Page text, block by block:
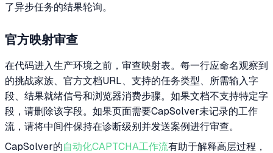
了异步任务的结果轮询。
官方映射审查
在代码进入生产环境之前，审查映射表。每一行应命名观察到
的挑战家族、官方文档URL、支持的任务类型、所需输入字
段、结果就绪信号和浏览器消费步骤。如果文档不支持特定字
段，请删除该字段。如果页面需要CapSolver未记录的工作
流，请将中间件保持在诊断级别并发送案例进行审查。
CapSolver的自动化CAPTCHA工作流有助于解释高层过程，